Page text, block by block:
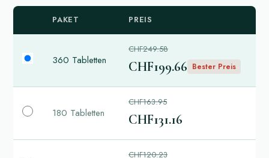
PAKET PREIS
360 Tabletten
CHF249.58
CHF199.66 Bester Preis
180 Tabletten
CHF163.95
CHF131.16
CHF120.23